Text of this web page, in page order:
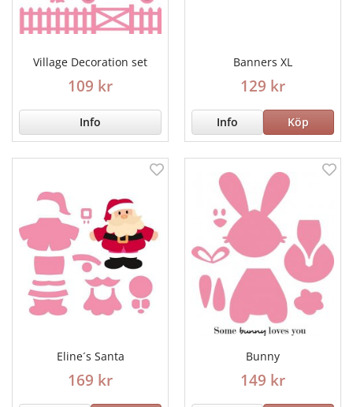
Village Decoration set
109 kr
Info
Banners XL
129 kr
Info Köp
Eline´s Santa
169 kr
Bunny
149 kr